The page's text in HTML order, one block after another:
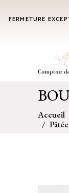
FERMETURE
No
Accueil
/